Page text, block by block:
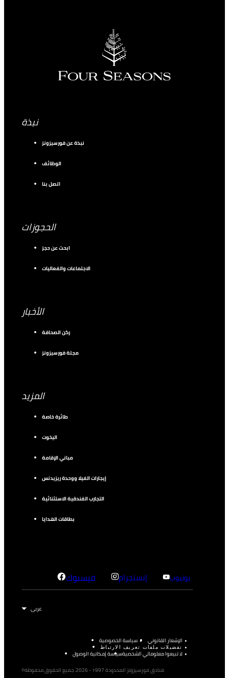
نبذة
نبذة عن فورسيزونز
الوظائف
اتصل بنا
الحجوزات
ابحث عن حجز
الاجتماعات والفعاليات
الأخبار
ركن الصحافة
مجلة فورسيزونز
المزيد
طائرة خاصة
اليخوت
مباني الإقامة
إيجارات الفيلا ووحدة ريزيدنس
التجارب الفندقية الاستثنائية
بطاقات الهدايا
فيسبوك إنستجرام يوتيوب
الإشعار القانوني سياسة الخصوصية
تفضيلات ملفات تعريف الارتباط
لا تبيعوا معلوماتي الشخصيةسياسة إمكانية الوصول
©فنادق فورسيزونز المحدودة 1997 - 2026. جميع الحقوق محفوظة.